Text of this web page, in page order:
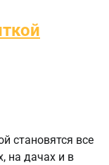
становятся все
на дачах и в